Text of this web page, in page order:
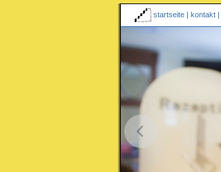
startseite| kontakt |